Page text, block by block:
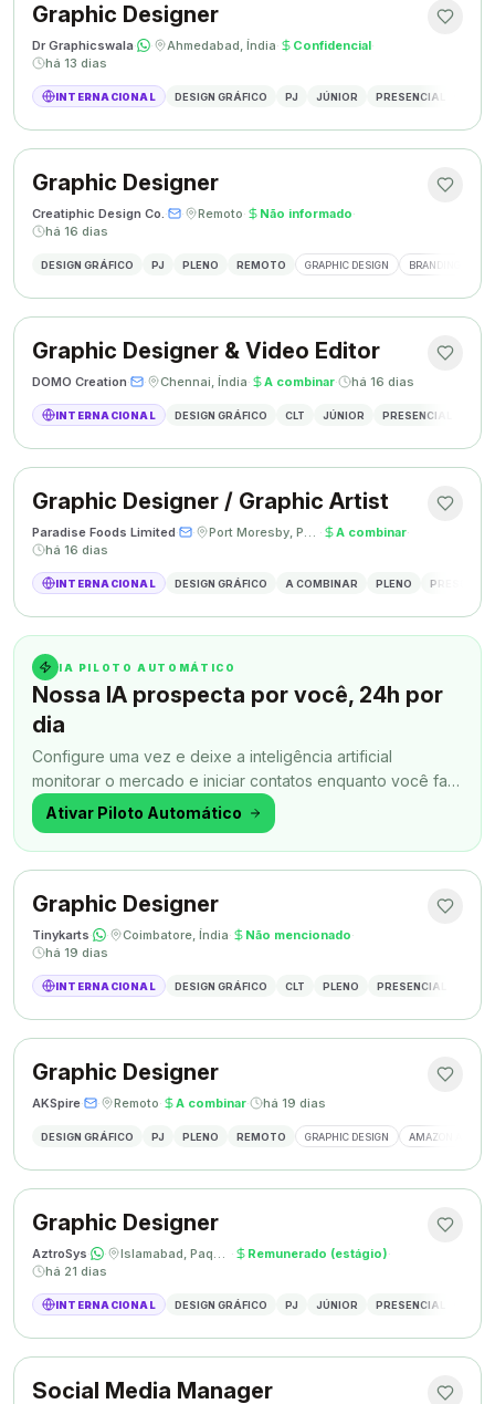
Graphic Designer
Dr Graphicswala· · Ahmedabad, Índia· Confidencial·
há 13 dias
INTERNACIONAL DESIGN GRÁFICO PJ JÚNIOR PRESENCIAL
Graphic Designer
Creatiphic Design Co.· · Remoto· Não informado·
há 16 dias
DESIGN GRÁFICO PJ PLENO REMOTO GRAPHIC DESIGN BRANDING
Graphic Designer & Video Editor
DOMO Creation· · Chennai, Índia· A combinar· há 16 dias
INTERNACIONAL DESIGN GRÁFICO CLT JÚNIOR PRESENCIAL
Graphic Designer / Graphic Artist
Paradise Foods Limited· · Port Moresby, Papua Nova Guiné · A combinar·
há 16 dias
INTERNACIONAL DESIGN GRÁFICO A COMBINAR PLENO
IA PILOTO AUTOMÁTICO
Nossa IA prospecta por você, 24h por
dia
Configure uma vez e deixe a inteligência artificial
monitorar o mercado e iniciar contatos enquanto você faz
outra coisa.
Ativar Piloto Automático
Graphic Designer
Tinykarts· · Coimbatore, Índia· Não mencionado·
há 19 dias
INTERNACIONAL DESIGN GRÁFICO CLT PLENO PRESENCIAL
Graphic Designer
AKSpire· · Remoto· A combinar· há 19 dias
DESIGN GRÁFICO PJ PLENO REMOTO GRAPHIC DESIGN AMAZON A+
Graphic Designer
AztroSys· · Islamabad, Paquistão · Remunerado (estágio)·
há 21 dias
INTERNACIONAL DESIGN GRÁFICO PJ JÚNIOR PRESENCIAL
Social Media Manager